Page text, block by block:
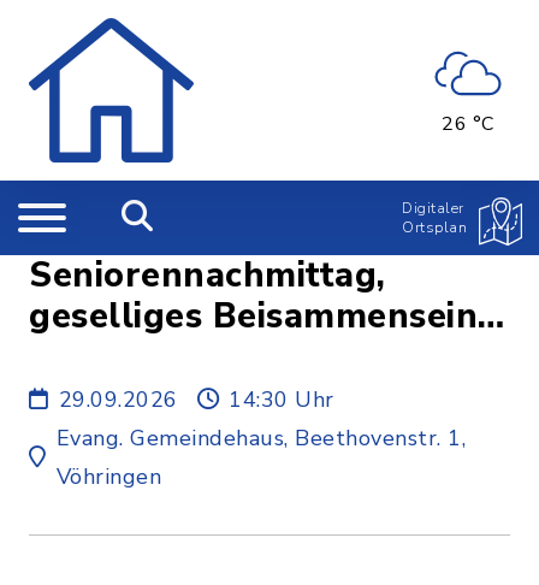
26 °C
Digitaler
Ortsplan
Seniorennachmittag,
geselliges Beisammensein
29.09.2026
14:30 Uhr
Evang. Gemeindehaus, Beethovenstr. 1,
Vöhringen